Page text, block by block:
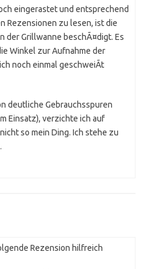
eingerastet und entsprechend
Rezensionen zu lesen, ist die
der Grillwanne beschÃ¤digt. Es
Winkel zur Aufnahme der
noch einmal geschweiÃt
deutliche Gebrauchsspuren
Einsatz), verzichte ich auf
so mein Ding. Ich stehe zu
Rezension hilfreich